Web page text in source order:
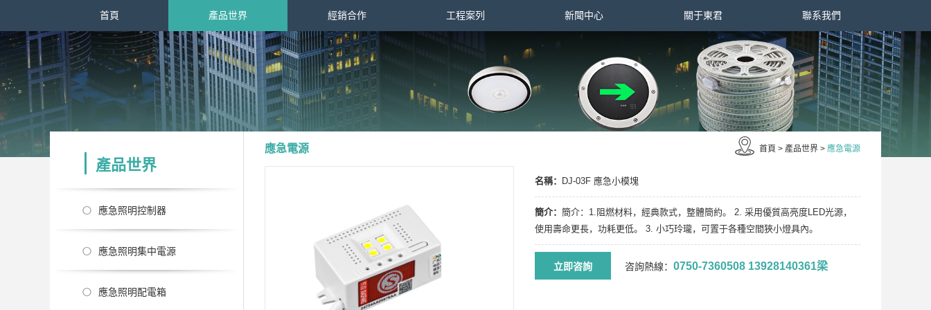
首頁 產品世界 經銷合作 工程案列 新聞中心 關于東君 聯系我們
產品世界
應急照明控制器
應急照明集中電源
應急照明配電箱
應急電源 首頁 > 產品世界 > 應急電源
名稱： DJ-03F 應急小模塊
簡介： 簡介：1.阻燃材料，經典款式，整體簡約。 2. 采用優質高亮度LED光源，
使用壽命更長，功耗更低。 3. 小巧玲瓏，可置于各種空間狹小燈具內。
咨詢熱線： 0750-7360508 13928140361梁